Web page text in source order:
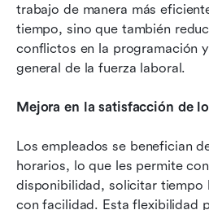
trabajo de manera más
tiempo, sino que también
conflictos en la programación
general de la fuerza laboral.
Mejora en la satisfacción de
Los empleados se benefician
horarios, lo que les permite
disponibilidad, solicitar tiempo